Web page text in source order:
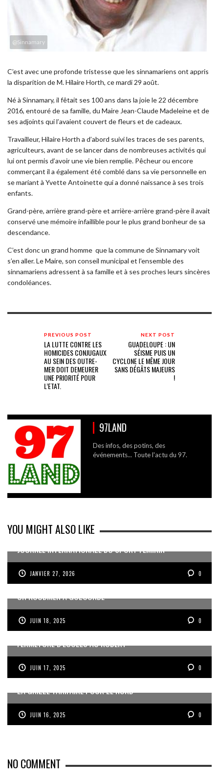
@Sinnamary
C’est avec une profonde tristesse que les sinnamariens ont appris
la disparition de M. Hilaire Horth, ce mardi 29 août.
Né à Sinnamary, il fêtait ses 100 ans dans la joie le 22 décembre
2016, entouré de sa famille, du Maire Jean-Claude Madeleine et de
ses adjoints qui l’avaient couvert de fleurs et de cadeaux.
Travailleur, Hilaire Horth a d’abord suivi les traces de ses parents,
agriculteurs, avant de se lancer dans de nombreuses activités qui
lui ont permis d’avoir une vie bien remplie. Pêcheur ou encore
commerçant il a également été comblé dans sa vie personnelle en
se mariant à Yvette Antoinette qui a donné naissance à ses trois
enfants.
Grand-père, arrière grand-père et arrière-arrière grand-père il avait
conservé une mémoire infaillible pour le plus grand bonheur de sa
descendance.
C’est donc un grand homme que la commune de Sinnamary voit
s’en aller. Le Maire, son conseil municipal et l’ensemble des
sinnamariens adressent à sa famille et à ses proches leurs sincères
condoléances.
PREVIOUS POST
LA LUTTE CONTRE LES
HOMICIDES CONJUGAUX
AU SEIN DES OUTRE-
MER DOIT DEMEURER
UNE PRIORITÉ POUR
L’ETAT.
NEXT POST
GUADELOUPE : UN
SÉISME PUIS UN
CYCLONE LE MÊME JOUR
SANS DÉGÂTS MAJEURS
!
97LAND
Des infos, des potins, des
événements... Toute l'actu du 97.
YOU MIGHT ALSO LIKE
JOURNÉE INTERNATIONALE DU SPORT FÉMININ
JANVIER 27, 2026 0
UN KOUDMEN À GOLCONDE
JUIN 18, 2025 0
FERMETURE D’ÉCOLES AU ROBERT
JUIN 17, 2025 0
LA GRILLE TARIFAIRE POUR LE NORD
JUIN 16, 2025 0
NO COMMENT